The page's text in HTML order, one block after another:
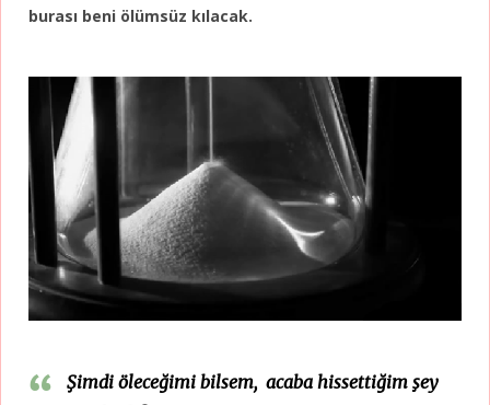
burası beni ölümsüz kılacak.
Şimdi öleceğimi bilsem, acaba hissettiğim şey